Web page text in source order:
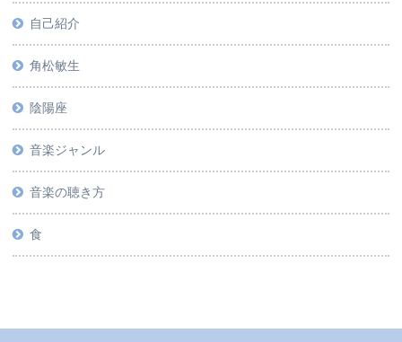
自己紹介
角松敏生
陰陽座
音楽ジャンル
音楽の聴き方
食